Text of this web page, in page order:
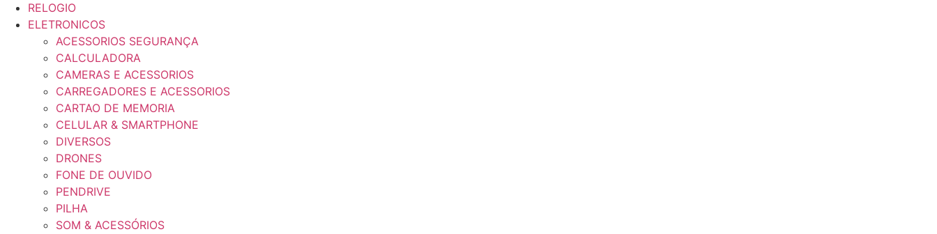
RELOGIO
ELETRONICOS
ACESSORIOS SEGURANÇA
CALCULADORA
CAMERAS E ACESSORIOS
CARREGADORES E ACESSORIOS
CARTAO DE MEMORIA
CELULAR & SMARTPHONE
DIVERSOS
DRONES
FONE DE OUVIDO
PENDRIVE
PILHA
SOM & ACESSÓRIOS